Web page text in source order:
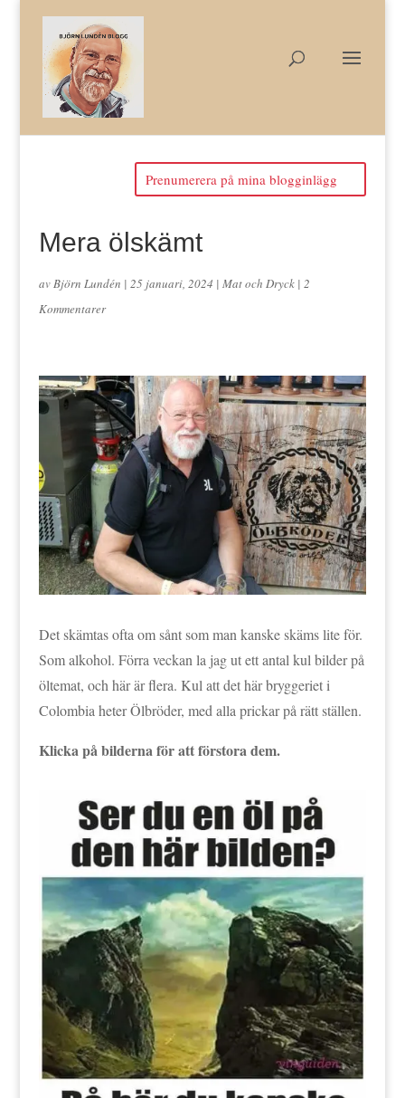
Prenumerera på mina blogginlägg
Mera ölskämt
avBjörn Lundén | 25 januari, 2024 | Mat och Dryck| 2
Kommentarer
Det skämtas ofta om sånt som man kanske skäms lite för.
Som alkohol. Förra veckan la jag ut ett antal kul bilder på
öltemat, och här är flera. Kul att det här bryggeriet i
Colombia heter Ölbröder, med alla prickar på rätt ställen.
Klicka på bilderna för att förstora dem.